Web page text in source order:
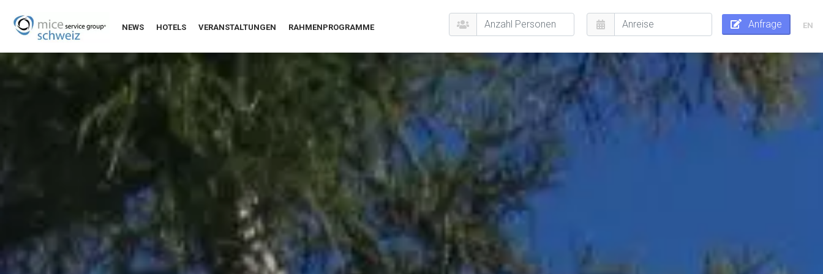
NEWS HOTELS VERANSTALTUNGEN RAHMENPROGRAMME Anfrage EN